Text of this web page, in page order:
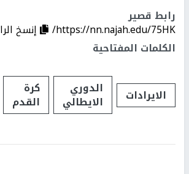
رابط قصير
https://nn.najah.edu/75HK/
إنسخ
الكلمات المفتاحية
الايرادات الدوري
الايطالي
كرة
القدم